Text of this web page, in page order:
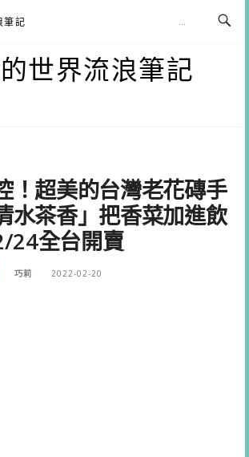
筆記
世界流浪筆記
！超美的台灣老花磚手
水茶香」把香菜加進飲
24全台開賣
巧莉 2022-02-20